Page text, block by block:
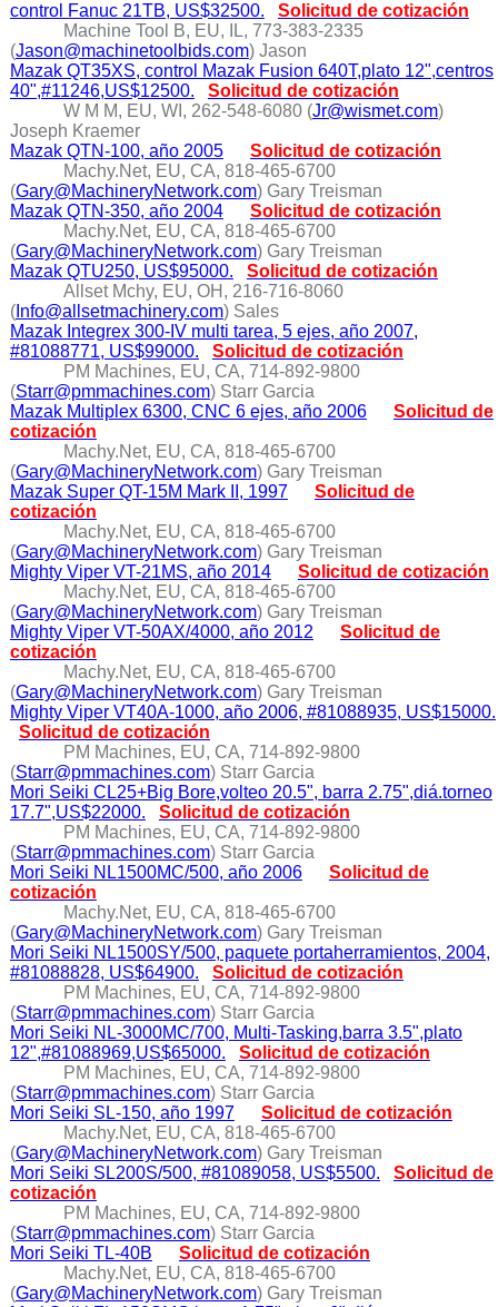
control Fanuc 21TB, US$32500.
Solicitud de cotización
Machine Tool B, EU, IL, 773-383-2335
(Jason@machinetoolbids.com) Jason
Mazak QT35XS, control Mazak Fusion 640T,plato 12",centros
40",#11246,US$12500.
Solicitud de cotización
W M M, EU, WI, 262-548-6080 (Jr@wismet.com)
Joseph Kraemer
Mazak QTN-100, año 2005
Solicitud de cotización
Machy.Net, EU, CA, 818-465-6700
(Gary@MachineryNetwork.com) Gary Treisman
Mazak QTN-350, año 2004
Solicitud de cotización
Machy.Net, EU, CA, 818-465-6700
(Gary@MachineryNetwork.com) Gary Treisman
Mazak QTU250, US$95000.
Solicitud de cotización
Allset Mchy, EU, OH, 216-716-8060
(Info@allsetmachinery.com) Sales
Mazak Integrex 300-IV multi tarea, 5 ejes, año 2007,
#81088771, US$99000.
Solicitud de cotización
PM Machines, EU, CA, 714-892-9800
(Starr@pmmachines.com) Starr Garcia
Mazak Multiplex 6300, CNC 6 ejes, año 2006
Solicitud de
cotización
Machy.Net, EU, CA, 818-465-6700
(Gary@MachineryNetwork.com) Gary Treisman
Mazak Super QT-15M Mark II, 1997
Solicitud de
cotización
Machy.Net, EU, CA, 818-465-6700
(Gary@MachineryNetwork.com) Gary Treisman
Mighty Viper VT-21MS, año 2014
Solicitud de cotización
Machy.Net, EU, CA, 818-465-6700
(Gary@MachineryNetwork.com) Gary Treisman
Mighty Viper VT-50AX/4000, año 2012
Solicitud de
cotización
Machy.Net, EU, CA, 818-465-6700
(Gary@MachineryNetwork.com) Gary Treisman
Mighty Viper VT40A-1000, año 2006, #81088935, US$15000.
Solicitud de cotización
PM Machines, EU, CA, 714-892-9800
(Starr@pmmachines.com) Starr Garcia
Mori Seiki CL25+Big Bore,volteo 20.5", barra 2.75",diá.torneo
17.7",US$22000.
Solicitud de cotización
PM Machines, EU, CA, 714-892-9800
(Starr@pmmachines.com) Starr Garcia
Mori Seiki NL1500MC/500, año 2006
Solicitud de
cotización
Machy.Net, EU, CA, 818-465-6700
(Gary@MachineryNetwork.com) Gary Treisman
Mori Seiki NL1500SY/500, paquete portaherramientos, 2004,
#81088828, US$64900.
Solicitud de cotización
PM Machines, EU, CA, 714-892-9800
(Starr@pmmachines.com) Starr Garcia
Mori Seiki NL-3000MC/700, Multi-Tasking,barra 3.5",plato
12",#81088969,US$65000.
Solicitud de cotización
PM Machines, EU, CA, 714-892-9800
(Starr@pmmachines.com) Starr Garcia
Mori Seiki SL-150, año 1997
Solicitud de cotización
Machy.Net, EU, CA, 818-465-6700
(Gary@MachineryNetwork.com) Gary Treisman
Mori Seiki SL200S/500, #81089058, US$5500.
Solicitud de
cotización
PM Machines, EU, CA, 714-892-9800
(Starr@pmmachines.com) Starr Garcia
Mori Seiki TL-40B
Solicitud de cotización
Machy.Net, EU, CA, 818-465-6700
(Gary@MachineryNetwork.com) Gary Treisman